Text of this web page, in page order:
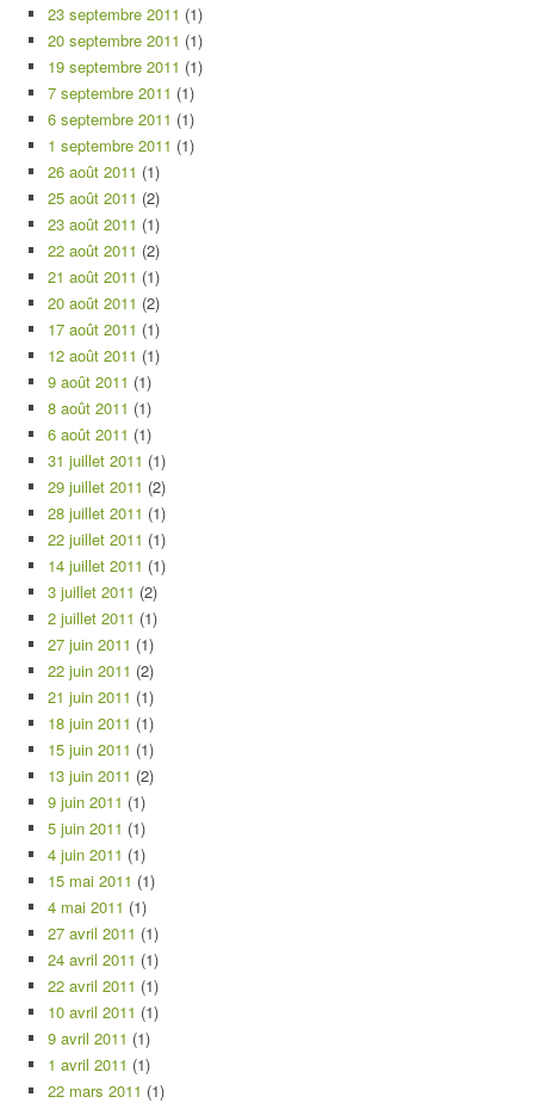
23 septembre 2011 (1)
20 septembre 2011 (1)
19 septembre 2011 (1)
7 septembre 2011 (1)
6 septembre 2011 (1)
1 septembre 2011 (1)
26 août 2011 (1)
25 août 2011 (2)
23 août 2011 (1)
22 août 2011 (2)
21 août 2011 (1)
20 août 2011 (2)
17 août 2011 (1)
12 août 2011 (1)
9 août 2011 (1)
8 août 2011 (1)
6 août 2011 (1)
31 juillet 2011 (1)
29 juillet 2011 (2)
28 juillet 2011 (1)
22 juillet 2011 (1)
14 juillet 2011 (1)
3 juillet 2011 (2)
2 juillet 2011 (1)
27 juin 2011 (1)
22 juin 2011 (2)
21 juin 2011 (1)
18 juin 2011 (1)
15 juin 2011 (1)
13 juin 2011 (2)
9 juin 2011 (1)
5 juin 2011 (1)
4 juin 2011 (1)
15 mai 2011 (1)
4 mai 2011 (1)
27 avril 2011 (1)
24 avril 2011 (1)
22 avril 2011 (1)
10 avril 2011 (1)
9 avril 2011 (1)
1 avril 2011 (1)
22 mars 2011 (1)